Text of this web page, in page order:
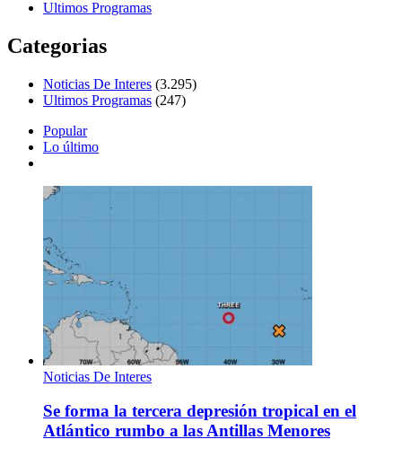
Ultimos Programas
Categorias
Noticias De Interes (3.295)
Ultimos Programas (247)
Popular
Lo último
Noticias De Interes
Se forma la tercera depresión tropical en el
Atlántico rumbo a las Antillas Menores